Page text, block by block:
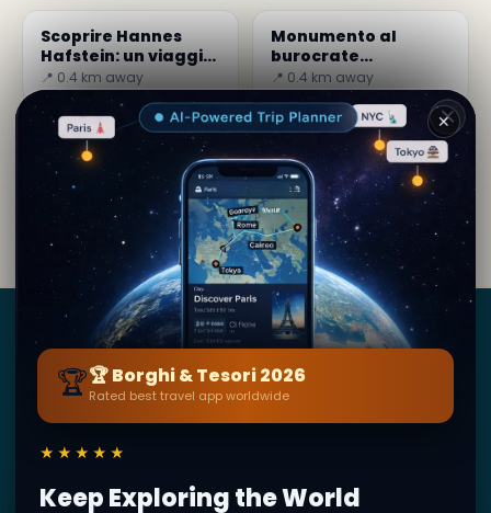
Scoprire Hannes
Hafstein: un viaggio
nella storia
culturale islandese
📍 0.4 km away
Monumento al
burocrate
sconosciuto
📍 0.4 km away
Sara Miles · da Reykjavík
Contenuto editoriale verificato · Community Secret
World — 1M+ luoghi in 62 lingue
Borghi&Tesori
BY SECRET WORLD — LA PIÙ GRANDE GUIDA DI VIAGGIO
AL MONDO
1,3M+ destinazioni · 60+ lingue · 195 paesi · 500K+
✕
🏆🏆 Borghi & Tesori 2026
Rated best travel app worldwide
★★★★★
Keep Exploring the World